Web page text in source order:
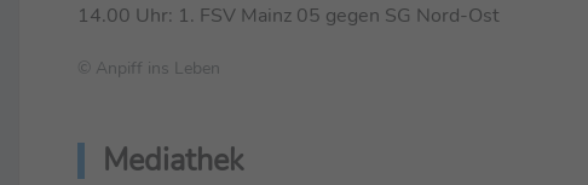
14.00 Uhr: 1. FSV Mainz 05 gegen SG Nord-Ost
© Anpiff ins Leben
Mediathek